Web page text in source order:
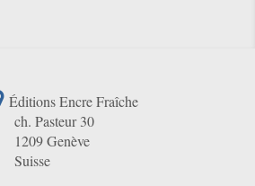
Éditions Encre Fraîche
ch. Pasteur 30
1209 Genève
Suisse